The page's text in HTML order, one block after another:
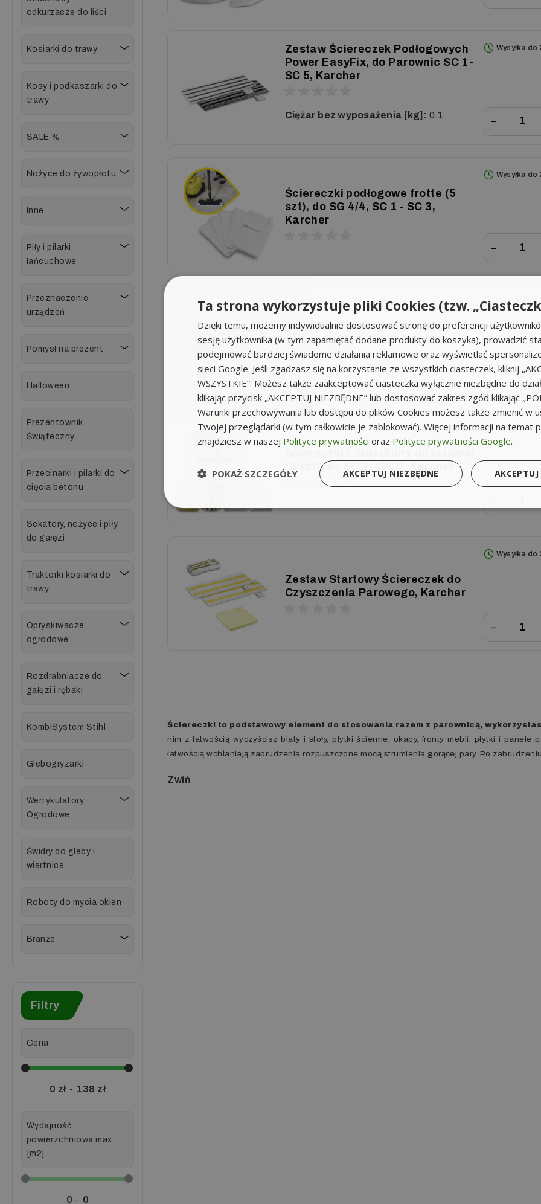
odkurzacze do liści
Kosiarki do trawy
Kosy i podkaszarki do
trawy
SALE %
Nożyce do żywopłotu
Inne
Piły i pilarki
łańcuchowe
Przeznaczenie
urządzeń
Pomysł na prezent
Halloween
Prezentownik
Świąteczny
Przecinarki i pilarki do
cięcia betonu
Sekatory, nożyce i piły
do gałęzi
Traktorki kosiarki do
trawy
Opryskiwacze
ogrodowe
Rozdrabniacze do
gałęzi i rębaki
KombiSystem Stihl
Glebogryzarki
Wertykulatory
Ogrodowe
Świdry do gleby i
wiertnice
Roboty do mycia okien
Branże
Filtry
Cena
0 zł - 138 zł
Wydajność
powierzchniowa max
[m2]
0 - 0
Zestaw Ściereczek Podłogowych
Power EasyFix, do Parownic SC 1-
SC 5, Karcher
Ciężar bez wyposażenia [kg]: 0.1
Wysyłka do
−
Ściereczki podłogowe frotte (5
szt), do SG 4/4, SC 1 - SC 3,
Karcher
Wysyłka do
−
Ściereczki podłogowe frotte
(5szt) do SC 1 - SC 3, Karcher
Wysyłka do
−
(4 szt), do SC 1 - SC 3, Karcher
Wysyłka do
Zestaw Startowy Ściereczek do
Czyszczenia Parowego, Karcher
Wysyłka do
−
Ściereczki to podstawowy element do stosowania razem z parownicą,
nim z łatwością wyczyścisz blaty i stoły, płytki ścienne, okapy, fronty mebli, płytki i
łatwością wchłaniają zabrudzenia rozpuszczone mocą strumienia gorącej pary. Po
Ta strona wykorzystuje pliki Cookies (tzw.
Dzięki temu, możemy indywidualnie dostosować stronę do preferencji
sesję użytkownika (w tym zapamiętać dodane produkty do koszyka), prowadzić
podejmować bardziej świadome działania reklamowe oraz wyświetlać
sieci Google. Jeśli zgadzasz się na korzystanie ze wszystkich ciasteczek, kliknij
WSZYSTKIE”. Możesz także zaakceptować ciasteczka wyłącznie niezbędne do
klikając przycisk „AKCEPTUJ NIEZBĘDNE” lub dostosować zakres zgód klikając
Warunki przechowywania lub dostępu do plików Cookies możesz także zmienić w
Twojej przeglądarki (w tym całkowicie je zablokować). Więcej informacji na temat
znajdziesz w naszej Polityce prywatności oraz Polityce prywatności Google.
AKCEPTUJ NIEZBĘDNE
POKAŻ SZCZEGÓŁY